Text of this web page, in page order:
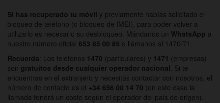
Si has recuperado tu móvil y previamente habías solicitado el
bloqueo de teléfono (o bloqueo de IMEI), para poder volver a
utilizarlo es necesario su desbloqueo. Mándanos un WhatsApp a
nuestro número oficial 653 85 00 85 o llámanos al 1470/71.
Recuerda: Los teléfonos 1470 (particulares) y 1471 (empresas)
son gratuitos desde cualquier operador nacional . Si te
encuentras en el extranjero y necesitas contactar con nosotros, el
número de contacto es el +34 656 00 14 70 (en este caso la
llamada tendrá un coste según el operador del país de origen).